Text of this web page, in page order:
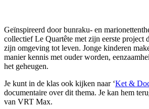
Geïnspireerd door bunraku- en
collectief Le Quartête met zijn eerste project
zijn omgeving tot leven. Jonge kinderen
manier kennis met ouder worden,
het geheugen.
Je kunt in de klas ook kijken naar ‘Ket & D
documentaire over dit thema. Je kan hem
van VRT Max.